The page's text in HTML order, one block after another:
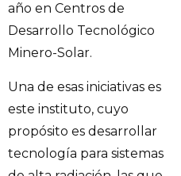
año en Centros de
Desarrollo Tecnológico
Minero-Solar.
Una de esas iniciativas es
este instituto, cuyo
propósito es desarrollar
tecnología para sistemas